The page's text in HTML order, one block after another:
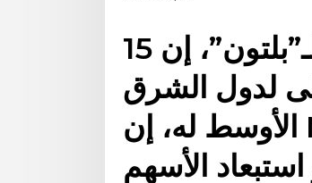
15 شباط (فبراير) 2020 وقال تقرير لـ”بلتون”، إن
لدول الشرق
الأوسط له، إن MSCI عادة ما تقوم فى مراجعاتها